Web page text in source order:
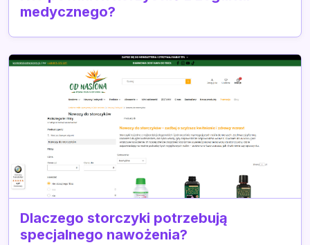
medycznego?
Dlaczego storczyki potrzebują
specjalnego nawożenia?